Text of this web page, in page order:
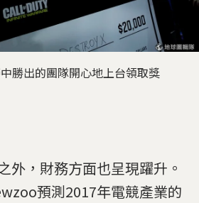
勝出的團隊開心地上台領取獎
外，財務方面也呈現躍升。
預測2017年電競產業的